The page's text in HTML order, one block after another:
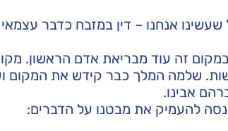
אנחנו – דין במזבח כדבר עצמאי
זה עוד מבריאת אדם הראשון.
שלמה המלך כבר קידש את המקום
אבינו.
להעמיק את מבטנו על הדברים: